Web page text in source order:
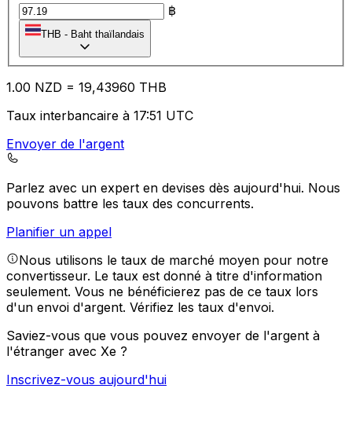
฿
THB - Baht thaïlandais
1.00 NZD = 19,43960 THB
Taux interbancaire à 17:51 UTC
Envoyer de l'argent
Parlez avec un expert en devises dès aujourd'hui. Nous
pouvons battre les taux des concurrents.
Planifier un appel
Nous utilisons le taux de marché moyen pour notre
convertisseur. Le taux est donné à titre d'information
seulement. Vous ne bénéficierez pas de ce taux lors
d'un envoi d'argent. Vérifiez les taux d'envoi.
Saviez-vous que vous pouvez envoyer de l'argent à
l'étranger avec Xe ?
Inscrivez-vous aujourd'hui